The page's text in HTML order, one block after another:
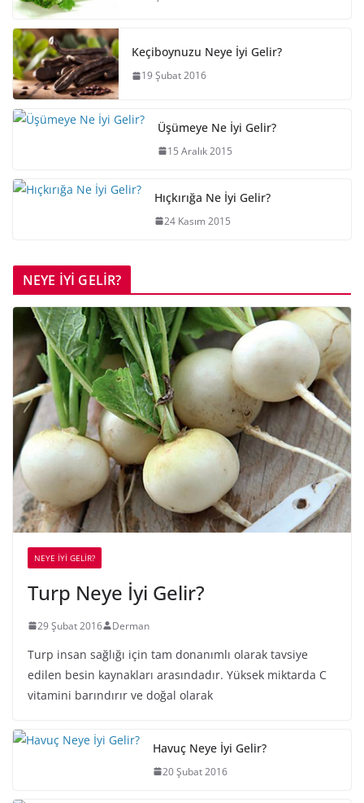
Keçiboynuzu Neye İyi Gelir?
19 Şubat 2016
Üşümeye Ne İyi Gelir?
15 Aralık 2015
Hıçkırığa Ne İyi Gelir?
24 Kasım 2015
NEYE İYİ GELİR?
NEYE İYİ GELİR?
Turp Neye İyi Gelir?
29 Şubat 2016 Derman
Turp insan sağlığı için tam donanımlı olarak tavsiye
edilen besin kaynakları arasındadır. Yüksek miktarda C
vitamini barındırır ve doğal olarak
Havuç Neye İyi Gelir?
20 Şubat 2016